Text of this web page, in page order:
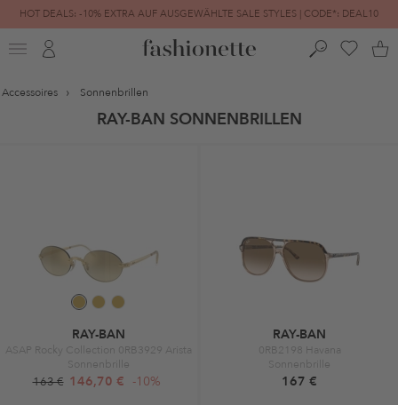
HOT DEALS: -10% EXTRA AUF AUSGEWÄHLTE SALE STYLES | CODE*: DEAL10
FINAL SALE | BIS ZU -80% REDUZIERT
Accessoires Sonnenbrillen
RAY-BAN SONNENBRILLEN
RAY-BAN
ASAP Rocky Collection 0RB3929 Arista
Sonnenbrille
163 € 146,70 € -10%
RAY-BAN
0RB2198 Havana
Sonnenbrille
167 €